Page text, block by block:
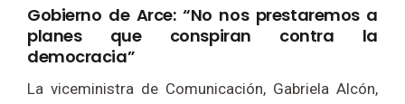
Gobierno de Arce: “No nos prestaremos a
planes que conspiran contra la
democracia”
La viceministra de Comunicación, Gabriela Alcón,